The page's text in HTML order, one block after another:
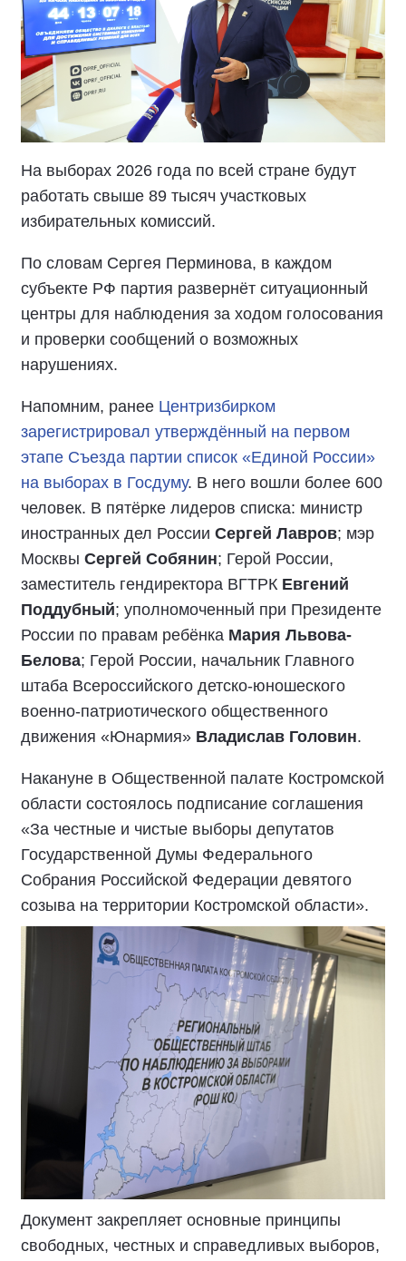
На выборах 2026 года по всей стране будут
работать свыше 89 тысяч участковых
избирательных комиссий.
По словам Сергея Перминова, в каждом
субъекте РФ партия развернёт ситуационный
центры для наблюдения за ходом голосования
и проверки сообщений о возможных
нарушениях.
Напомним, ранее Центризбирком
зарегистрировал утверждённый на первом
этапе Съезда партии список «Единой России»
на выборах в Госдуму. В него вошли более 600
человек. В пятёрке лидеров списка: министр
иностранных дел России Сергей Лавров; мэр
Москвы Сергей Собянин; Герой России,
заместитель гендиректора ВГТРК Евгений
Поддубный; уполномоченный при Президенте
России по правам ребёнка Мария Львова-
Белова; Герой России, начальник Главного
штаба Всероссийского детско-юношеского
военно-патриотического общественного
движения «Юнармия» Владислав Головин.
Накануне в Общественной палате Костромской
области состоялось подписание соглашения
«За честные и чистые выборы депутатов
Государственной Думы Федерального
Собрания Российской Федерации девятого
созыва на территории Костромской области».
Документ закрепляет основные принципы
свободных, честных и справедливых выборов,